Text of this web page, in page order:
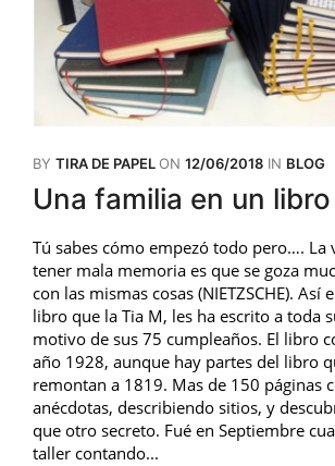
BY TIRA DE PAPELON 12/06/2018 IN BLOG
Una familia en un libro
Tú sabes cómo empezó todo pero…. La
tener mala memoria es que se goza
con las mismas cosas (NIETZSCHE). Así
libro que la Tia M, les ha escrito a toda
motivo de sus 75 cumpleaños. El libro
año 1928, aunque hay partes del libro
remontan a 1819. Mas de 150 páginas
anécdotas, describiendo sitios, y
que otro secreto. Fué en Septiembre
taller contando...